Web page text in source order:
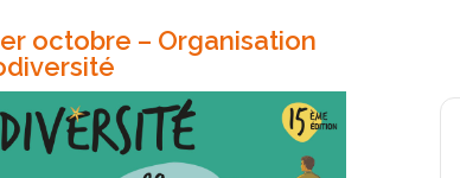
octobre – Organisation